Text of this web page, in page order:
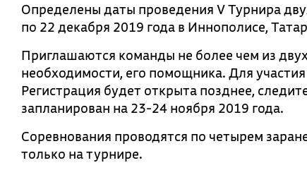
Определены даты проведения V Турнира
по 22 декабря 2019 года в Иннополисе,
Приглашаются команды не более чем из
необходимости, его помощника. Для
Регистрация будет открыта позднее,
запланирован на 23-24 ноября 2019 года.
Соревнования проводятся по четырем
только на турнире.